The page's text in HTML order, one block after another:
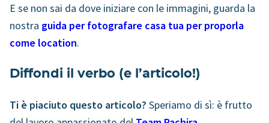
E se non sai da dove iniziare con le immagini, guarda la
nostra guida per fotografare casa tua per proporla
come location.
Diffondi il verbo (e l’articolo!)
Ti è piaciuto questo articolo? Speriamo di sì: è frutto